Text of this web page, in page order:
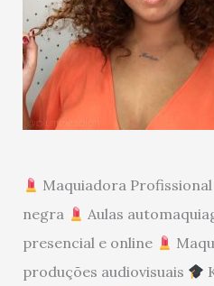
Maquiadora
negra
Aulas
presencial e online
produções audiovisuais